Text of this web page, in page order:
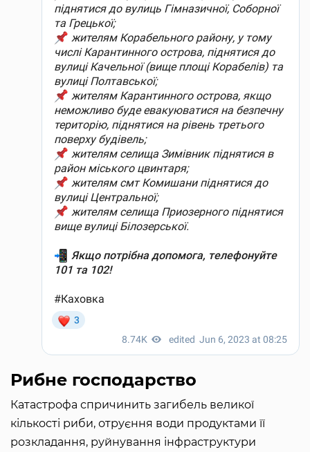
Рибне господарство
Катастрофа спричинить загибель великої
кількості риби, отруєння води продуктами її
розкладання, руйнування інфраструктури